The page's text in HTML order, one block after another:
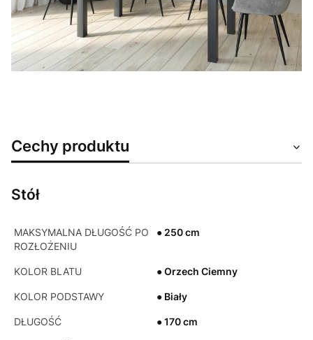
Cechy produktu
Stół
MAKSYMALNA DŁUGOŚĆ PO
ROZŁOŻENIU
● 250 cm
KOLOR BLATU ● Orzech Ciemny
KOLOR PODSTAWY ● Biały
DŁUGOŚĆ ● 170 cm